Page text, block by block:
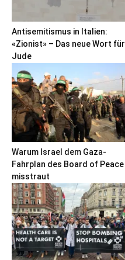
Antisemitismus in Italien:
«Zionist» – Das neue Wort für
Jude
Warum Israel dem Gaza-
Fahrplan des Board of Peace
misstraut